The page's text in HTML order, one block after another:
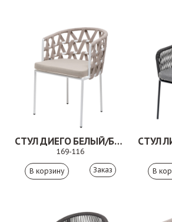
СТУЛ ДИЕГО БЕЛЫЙ/БЕЖЕВЫЙ
169-116
Заказ